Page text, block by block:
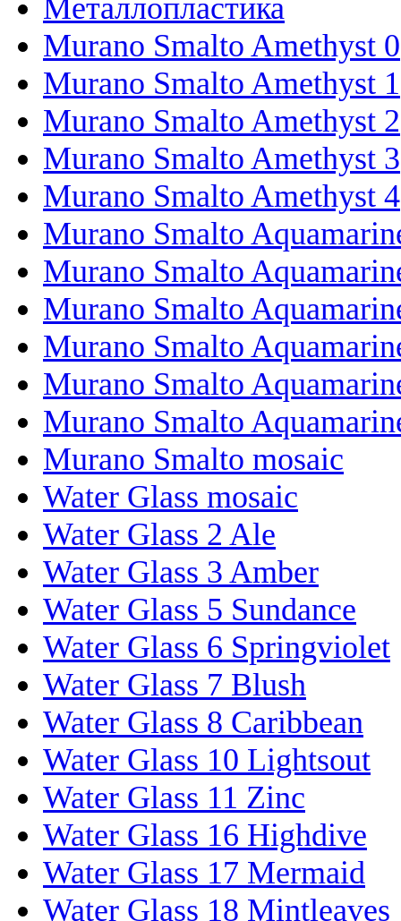
Металлопластика
Murano Smalto Amethyst 0
Murano Smalto Amethyst 1
Murano Smalto Amethyst 2
Murano Smalto Amethyst 3
Murano Smalto Amethyst 4
Murano Smalto
Murano Smalto
Murano Smalto
Murano Smalto
Murano Smalto
Murano Smalto
Murano Smalto mosaic
Water Glass mosaic
Water Glass 2 Ale
Water Glass 3 Amber
Water Glass 5 Sundance
Water Glass 6 Springviolet
Water Glass 7 Blush
Water Glass 8 Caribbean
Water Glass 10 Lightsout
Water Glass 11 Zinc
Water Glass 16 Highdive
Water Glass 17 Mermaid
Water Glass 18 Mintleaves